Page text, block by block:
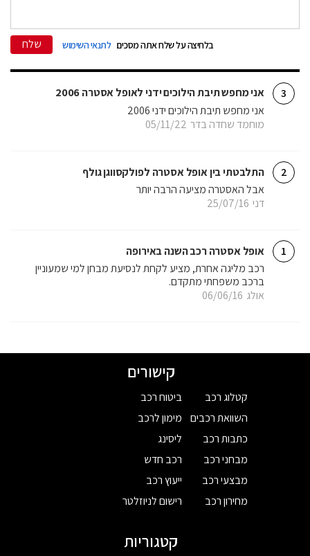
בלחיצה על שלח אתה מסכים לתנאי השימוש שלח
3 אני מחפש תיבת הילוכים ידני לאופל אסטרה 2006
מוחמד שחדה בדר 05/11/22
אני מחפש תיבת הילוכים ידני 2006
2 התלבטתי בין אופל אסטרה לפולקסווגן גולף
דני 25/07/16
אבל האסטרה מציעה הרבה יותר
1 אופל אסטרה רכב השנה באירופה
אולג 06/06/16
רכב מליגה אחרת, מציע לקחת לנסיעת מבחן למי שמעוניין
ברכב משפחתי מתקדם.
קישורים
קטלוג רכב
השוואת רכבים
כתבות רכב
מבחני רכב
מבצעי רכב
מחירון רכב
ביטוח רכב
מימון לרכב
ליסינג
רכב חדש
ייעוץ רכב
רישום לניוזלטר
קטגוריות